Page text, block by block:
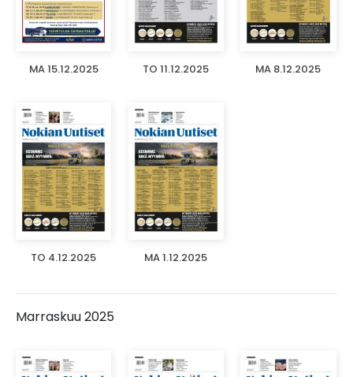
MA 15.12.2025 TO 11.12.2025 MA 8.12.2025
TO 4.12.2025 MA 1.12.2025
Marraskuu 2025